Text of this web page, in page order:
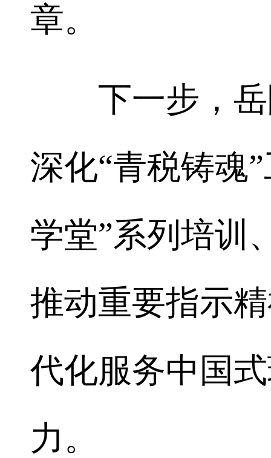
章。
下一步，岳
深化“青税铸魂
学堂”系列培训
推动重要指示
代化服务中国
力。